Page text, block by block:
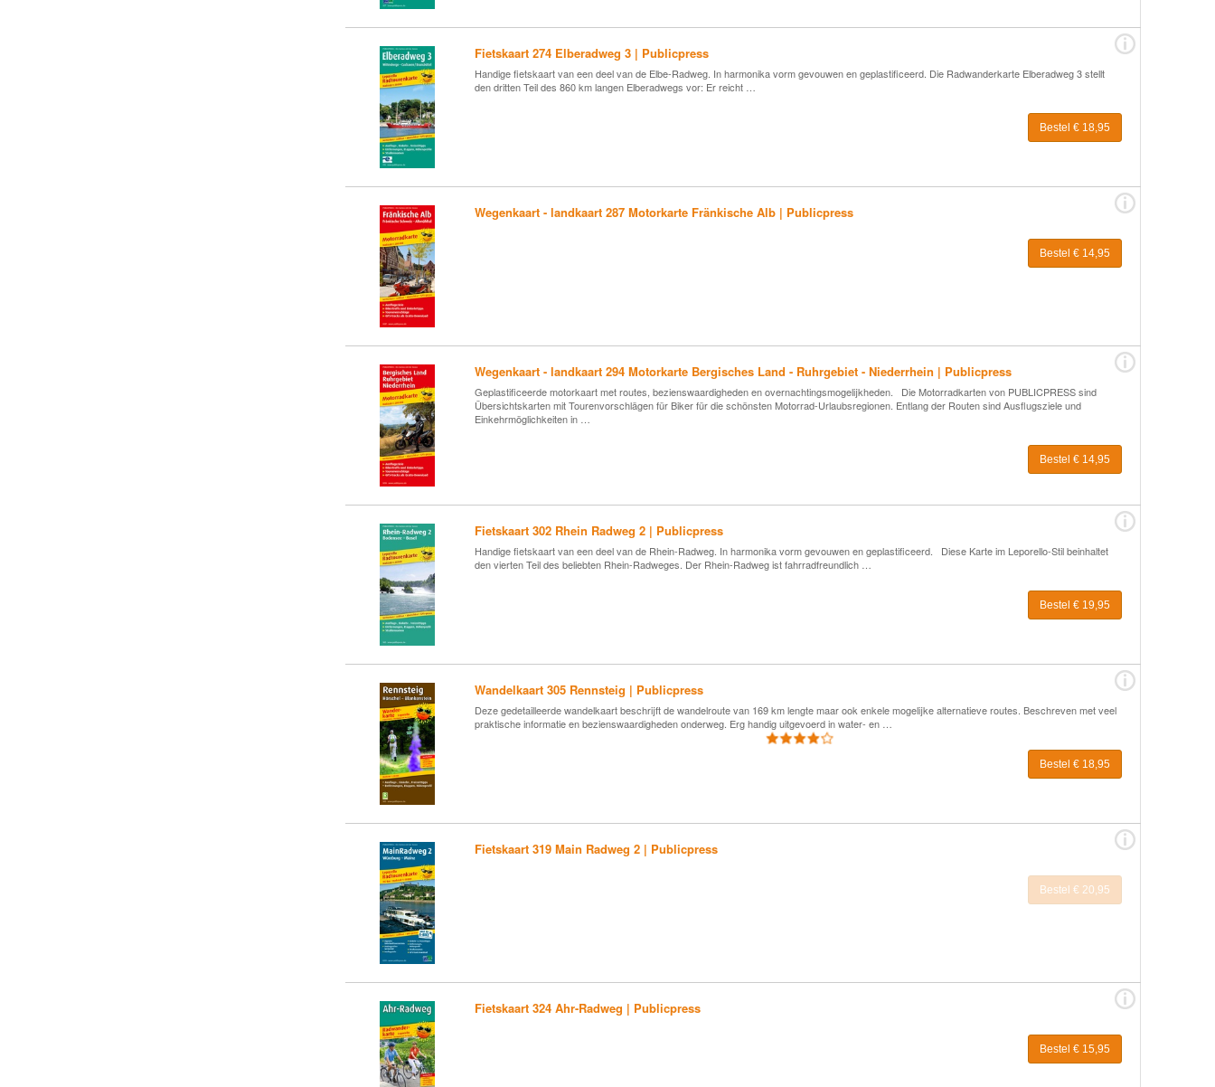
Fietskaart 274 Elberadweg 3 | Publicpress
Handige fietskaart van een deel van de Elbe-Radweg. In harmonika vorm gevouwen en geplastificeerd. Die Radwanderkarte Elberadweg 3 stellt
den dritten Teil des 860 km langen Elberadwegs vor: Er reicht …
Bestel € 18,95
Wegenkaart - landkaart 287 Motorkarte Fränkische Alb | Publicpress
Bestel € 14,95
Wegenkaart - landkaart 294 Motorkarte Bergisches Land - Ruhrgebiet - Niederrhein | Publicpress
Geplastificeerde motorkaart met routes, bezienswaardigheden en overnachtingsmogelijkheden. Die Motorradkarten von PUBLICPRESS sind
Übersichtskarten mit Tourenvorschlägen für Biker für die schönsten Motorrad-Urlaubsregionen. Entlang der Routen sind Ausflugsziele und
Einkehrmöglichkeiten in …
Bestel € 14,95
Fietskaart 302 Rhein Radweg 2 | Publicpress
Handige fietskaart van een deel van de Rhein-Radweg. In harmonika vorm gevouwen en geplastificeerd. Diese Karte im Leporello-Stil beinhaltet
den vierten Teil des beliebten Rhein-Radweges. Der Rhein-Radweg ist fahrradfreundlich …
Bestel € 19,95
Wandelkaart 305 Rennsteig | Publicpress
Deze gedetailleerde wandelkaart beschrijft de wandelroute van 169 km lengte maar ook enkele mogelijke alternatieve routes. Beschreven met veel
praktische informatie en bezienswaardigheden onderweg. Erg handig uitgevoerd in water- en …
Bestel € 18,95
Fietskaart 319 Main Radweg 2 | Publicpress
Bestel € 20,95
Fietskaart 324 Ahr-Radweg | Publicpress
Bestel € 15,95